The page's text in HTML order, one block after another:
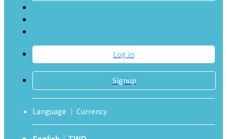
Log in
Signup
Language ｜ Currency